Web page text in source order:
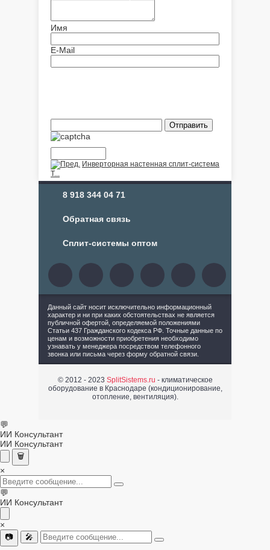
Имя
E-Mail
Инверторная настенная сплит-система
T...
8 918 344 04 71
Обратная связь
Сплит-системы оптом
Данный сайт носит исключительно информационный
характер и ни при каких обстоятельствах не является
публичной офертой, определяемой положениями
Статьи 437 Гражданского кодекса РФ. Точные данные по
ценам и возможности приобретения необходимо
узнавать у менеджера посредством телефонного
звонка или письма через форму обратной связи.
© 2012 - 2023 SplitSistems.ru - климатическое
оборудование в Краснодаре (кондиционирование,
отопление, вентиляция).
💬
ИИ Консультант
ИИ Консультант
🗑️
×
💬
ИИ Консультант
×
📷 🎤